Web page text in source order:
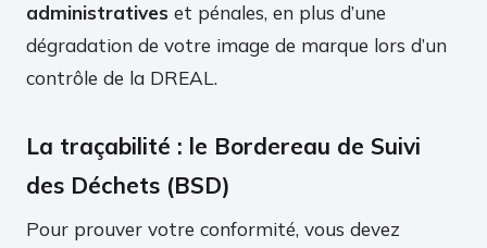
administratives et pénales, en plus d’une
dégradation de votre image de marque lors d’un
contrôle de la DREAL.
La traçabilité : le Bordereau de Suivi
des Déchets (BSD)
Pour prouver votre conformité, vous devez